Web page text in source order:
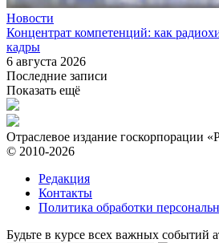
Новости
Концентрат компетенций: как
кадры
6 августа 2026
Последние записи
Показать ещё
Отраслевое издание госкорпорации
© 2010-2026
Редакция
Контакты
Политика обработки
Будьте в курсе всех важных событий